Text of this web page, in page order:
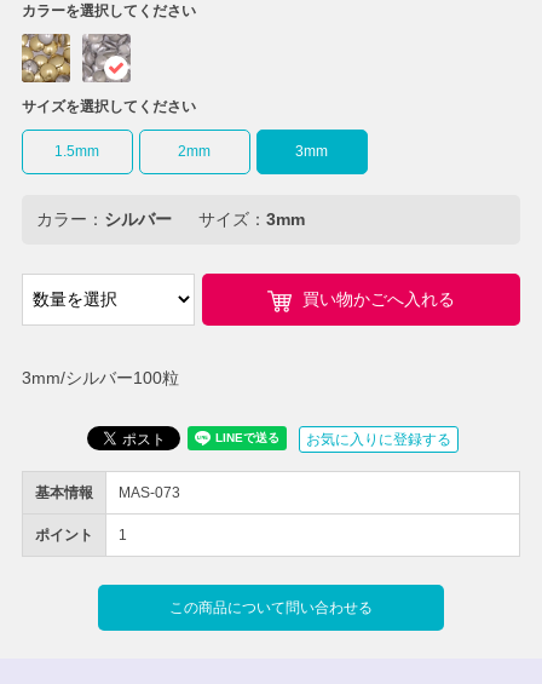
3mm/シルバー100粒
基本情報 MAS-073
ポイント 1
カラーを選択してください
サイズを選択してください
1.5mm 2mm 3mm
カラー： シルバー サイズ： 3mm
買い物かごへ入れる
お気に入りに登録する
この商品について問い合わせる